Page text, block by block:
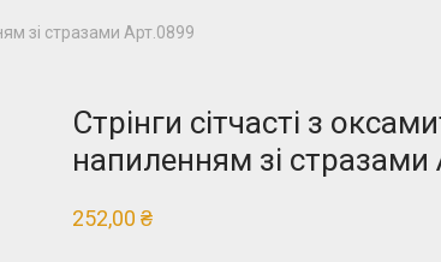
зі стразами Арт.0899
Стрінги сітчасті з
напиленням зі стразами
252,00 ₴